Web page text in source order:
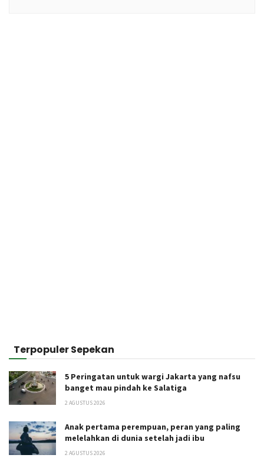
Terpopuler Sepekan
5 Peringatan untuk wargi Jakarta yang nafsu
banget mau pindah ke Salatiga
2 AGUSTUS 2026
Anak pertama perempuan, peran yang paling
melelahkan di dunia setelah jadi ibu
2 AGUSTUS 2026